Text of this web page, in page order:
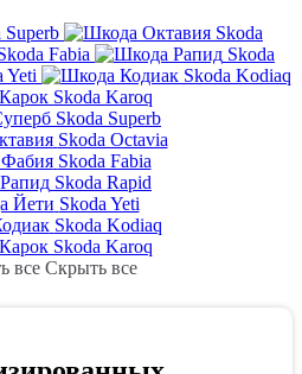
Superb
Skoda
Fabia
Skoda
Yeti
Skoda Kodiaq
Skoda Karoq
Skoda Superb
Skoda Octavia
Skoda Fabia
Skoda Rapid
Skoda Yeti
Skoda Kodiaq
Skoda Karoq
все Скрыть все